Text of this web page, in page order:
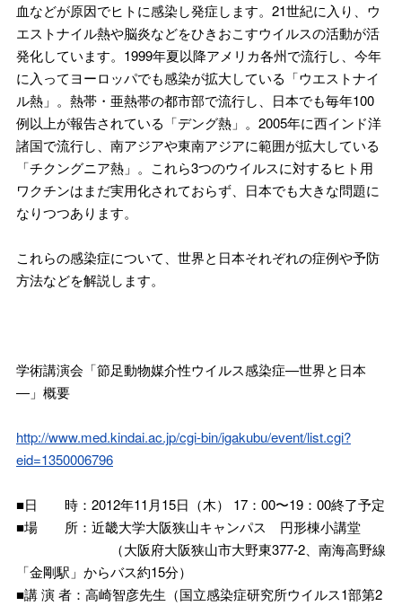
血などが原因でヒトに感染し発症します。21世紀に入り、ウ
エストナイル熱や脳炎などをひきおこすウイルスの活動が活
発化しています。1999年夏以降アメリカ各州で流行し、今年
に入ってヨーロッパでも感染が拡大している「ウエストナイ
ル熱」。熱帯・亜熱帯の都市部で流行し、日本でも毎年100
例以上が報告されている「デング熱」。2005年に西インド洋
諸国で流行し、南アジアや東南アジアに範囲が拡大している
「チクングニア熱」。これら3つのウイルスに対するヒト用
ワクチンはまだ実用化されておらず、日本でも大きな問題に
なりつつあります。
これらの感染症について、世界と日本それぞれの症例や予防
方法などを解説します。
学術講演会「節足動物媒介性ウイルス感染症―世界と日本
―」概要
http://www.med.kindai.ac.jp/cgi-bin/igakubu/event/list.cgi?
eid=1350006796
■日 時：2012年11月15日（木） 17：00〜19：00終了予定
■場 所：近畿大学大阪狭山キャンパス 円形棟小講堂
（大阪府大阪狭山市大野東377-2、南海高野線
「金剛駅」からバス約15分）
■講 演 者：高崎智彦先生（国立感染症研究所ウイルス1部第2